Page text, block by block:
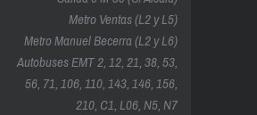
Metro Ventas (L2 y L5)
Metro Manuel Becerra (L2 y L6)
Autobuses EMT 2, 12, 21, 38, 53,
56, 71, 106, 110, 143, 146, 156,
210, C1, L06, N5, N7